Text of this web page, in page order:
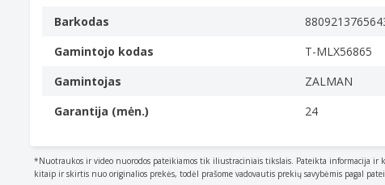
Barkodas
Gamintojo kodas
T-MLX56865
Gamintojas
ZALMAN
Garantija (mėn.)
24
*Nuotraukos ir video nuorodos pateikiamos tik iliustraciniais tikslais. Pateikta informacija ir
kitaip ir skirtis nuo originalios prekės, todėl prašome vadovautis prekių savybėmis pagal